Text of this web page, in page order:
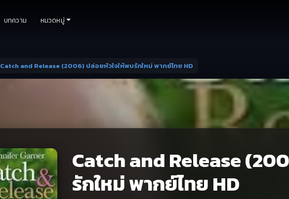
บทความ หมวดหมู่
Catch and Release (2006) ปล่อยหัวใจให้พบรักใหม่ พากย์ไทย HD
Catch and Release
รักใหม่ พากย์ไทย HD